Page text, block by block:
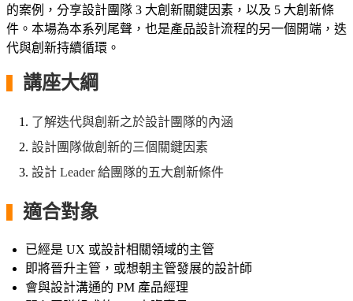
的案例，分享設計團隊 3 大創新關鍵因素，以及 5 大創新條
件。本場為本系列尾聲，也是產品設計流程的另一個開端，迭
代與創新持續循環。
講座大綱
了解迭代與創新之於設計團隊的內涵
設計團隊做創新的三個關鍵因素
設計 Leader 給團隊的五大創新條件
適合對象
已經是 UX 或設計相關領域的主管
即將晉升主管，或想朝主管發展的設計師
會與設計溝通的 PM 產品經理